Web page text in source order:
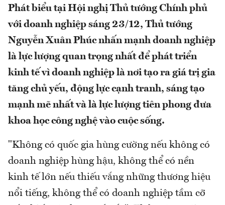
Phát biểu tại Hội nghị Thủ tướng Chính phủ
với doanh nghiệp sáng 23/12, Thủ tướng
Nguyễn Xuân Phúc nhấn mạnh doanh nghiệp
là lực lượng quan trọng nhất để phát triển
kinh tế vì doanh nghiệp là nơi tạo ra giá trị gia
tăng chủ yếu, động lực cạnh tranh, sáng tạo
mạnh mẽ nhất và là lực lượng tiên phong đưa
khoa học công nghệ vào cuộc sống.
"Không có quốc gia hùng cường nếu không có
doanh nghiệp hùng hậu, không thể có nền
kinh tế lớn nếu thiếu vắng những thương hiệu
nổi tiếng, không thể có doanh nghiệp tầm cỡ